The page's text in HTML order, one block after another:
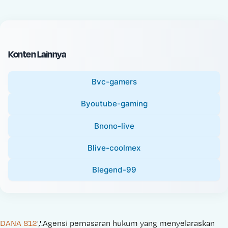
c
e
Konten Lainnya
Bvc-gamers
Byoutube-gaming
Bnono-live
Blive-coolmex
Blegend-99
DANA 812','.Agensi pemasaran hukum yang menyelaraskan